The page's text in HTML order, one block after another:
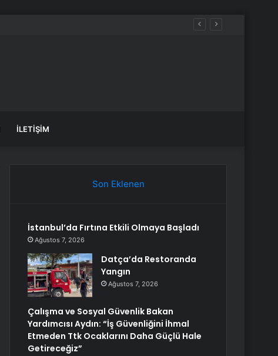
İLETIŞIM
Son Eklenen
İstanbul’da Fırtına Etkili Olmaya Başladı
Ağustos 7, 2026
Datça’da Restoranda
Yangın
Ağustos 7, 2026
Çalışma ve Sosyal Güvenlik Bakan
Yardımcısı Aydın: “İş Güvenliğini İhmal
Etmeden Ttk Ocaklarını Daha Güçlü Hale
Getireceğiz”